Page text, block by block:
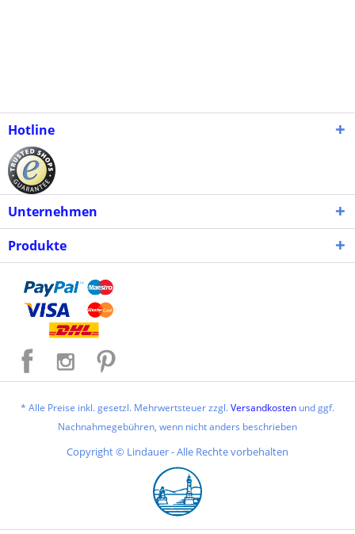
Hotline
Unternehmen
Produkte
* Alle Preise inkl. gesetzl. Mehrwertsteuer zzgl.Versandkosten und ggf.
Nachnahmegebühren, wenn nicht anders beschrieben
Copyright © Lindauer - Alle Rechte vorbehalten